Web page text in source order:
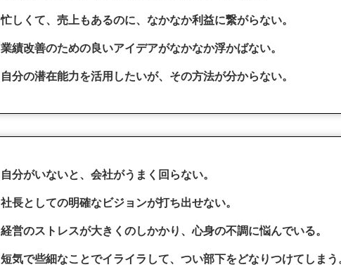
忙しくて、売上もあるのに、なかなか利益に繋がらない。
業績改善のための良いアイデアがなかなか浮かばない。
自分の潜在能力を活用したいが、その方法が分からない。
自分がいないと、会社がうまく回らない。
社長としての明確なビジョンが打ち出せない。
経営のストレスが大きくのしかかり、心身の不調に悩んでいる。
短気で些細なことでイライラして、つい部下をどなりつけてしまう